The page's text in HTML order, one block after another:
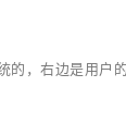
的，右边是用户